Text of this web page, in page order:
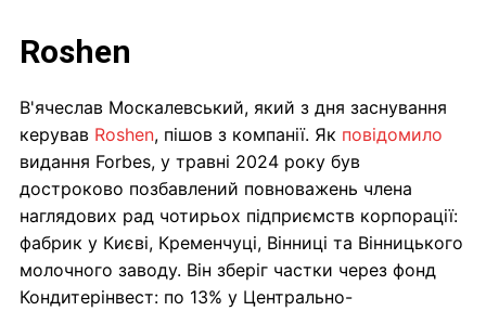
Roshen
В'ячеслав Москалевський, який з дня заснування
керував Roshen, пішов з компанії. Як повідомило
видання Forbes, у травні 2024 року був
достроково позбавлений повноважень члена
наглядових рад чотирьох підприємств корпорації:
фабрик у Києві, Кременчуці, Вінниці та Вінницького
молочного заводу. Він зберіг частки через фонд
Кондитерінвест: по 13% у Центрально-